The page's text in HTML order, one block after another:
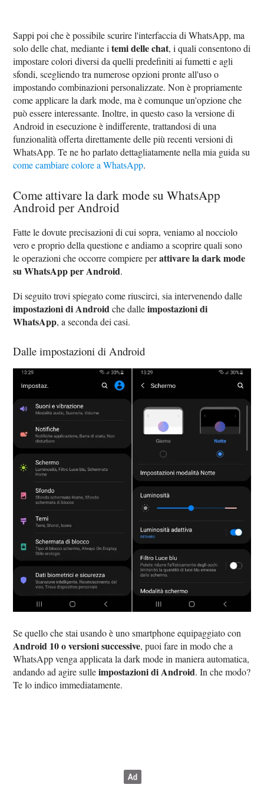
Sappi poi che è possibile scurire l'interfaccia di WhatsApp, ma
solo delle chat, mediante itemi delle chat, i quali consentono di
impostare colori diversi da quelli predefiniti ai fumetti e agli
sfondi, scegliendo tra numerose opzioni pronte all'uso o
impostando combinazioni personalizzate. Non è propriamente
come applicare la dark mode, ma è comunque un'opzione che
può essere interessante. Inoltre, in questo caso la versione di
Android in esecuzione è indifferente, trattandosi di una
funzionalità offerta direttamente delle più recenti versioni di
WhatsApp. Te ne ho parlato dettagliatamente nella mia guida su
come cambiare colore a WhatsApp.
Come attivare la dark mode su WhatsApp
Android per Android
Fatte le dovute precisazioni di cui sopra, veniamo al nocciolo
vero e proprio della questione e andiamo a scoprire quali sono
le operazioni che occorre compiere perattivare la dark mode
su WhatsApp per Android.
Di seguito trovi spiegato come riuscirci, sia intervenendo dalle
impostazioni di Androidche dalleimpostazioni di
WhatsApp, a seconda dei casi.
Dalle impostazioni di Android
Se quello che stai usando è uno smartphone equipaggiato con
Android 10 o versioni successive, puoi fare in modo che a
WhatsApp venga applicata la dark mode in maniera automatica,
andando ad agire sulleimpostazioni di Android. In che modo?
Te lo indico immediatamente.